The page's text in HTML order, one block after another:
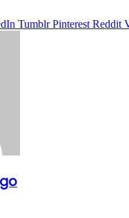
Tumblr Pinterest Reddit